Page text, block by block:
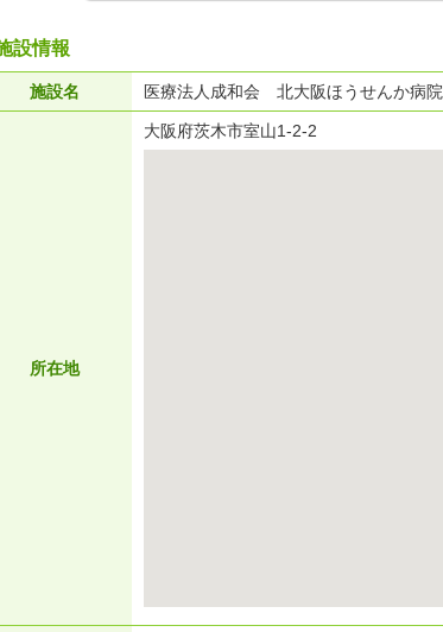
設情報
施設名 医療法人成和会 北大阪ほうせんか病院
所在地
大阪府茨木市室山1-2-2